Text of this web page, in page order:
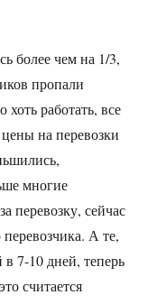
более чем на 1/3,
пропали
работать, все
на перевозки
многие
перевозку, сейчас
А те,
в 7-10 дней, теперь
считается